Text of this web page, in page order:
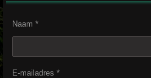
Naam *
E-mailadres *